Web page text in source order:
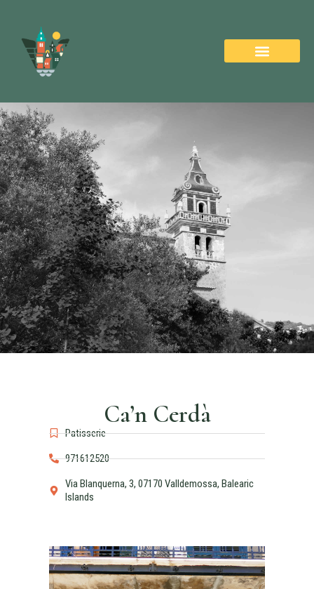
Ca’n Cerdà
Patisserie
971612520
Via Blanquerna, 3, 07170 Valldemossa, Balearic
Islands